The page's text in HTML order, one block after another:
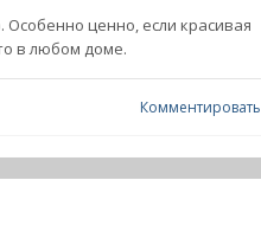
ценно, если красивая
в любом доме.
Комментировать